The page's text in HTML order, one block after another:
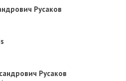
Русаков
Русаков